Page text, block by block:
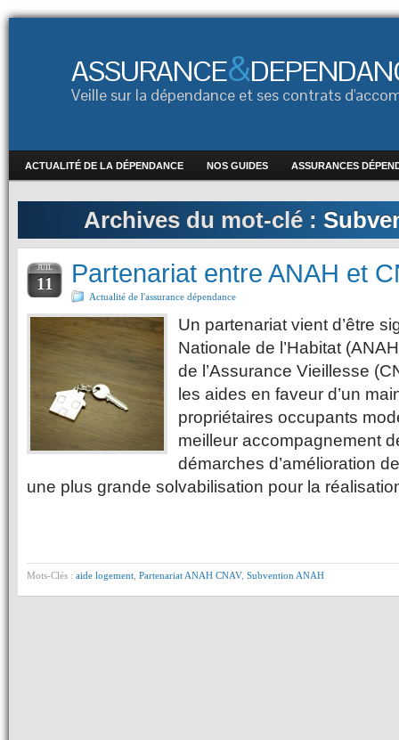
ASSURANCE&
Veille sur la dépendance et ses contrats
ACTUALITÉ DE LA DÉPENDANCE NOS GUIDES ASSURANCES
Archives du mot-clé :
JUIL
11 Partenariat entre ANAH et
Actualité de l'assurance dépendance
Un partenariat vient d’être
Nationale de l’Habitat
de l’Assurance Vieillesse
les aides en faveur d’un
propriétaires occupants
meilleur accompagnement
démarches d’amélioration
une plus grande solvabilisation pour la
Mots-Clés : aide logement Partenariat ANAH CNAV, Subvention ANAH